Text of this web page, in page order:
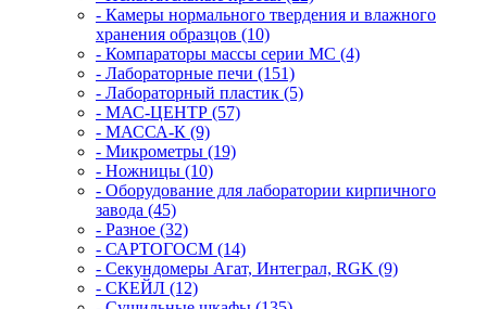
- Камеры нормального твердения и влажного
хранения образцов (10)
- Компараторы массы серии MC (4)
- Лабораторные печи (151)
- Лабораторный пластик (5)
- МАС-ЦЕНТР (57)
- МАССА-К (9)
- Микрометры (19)
- Ножницы (10)
- Оборудование для лаборатории кирпичного
завода (45)
- Разное (32)
- САРТОГОСМ (14)
- Секундомеры Агат, Интеграл, RGK (9)
- СКЕЙЛ (12)